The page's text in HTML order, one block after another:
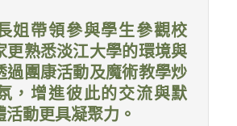
姐帶領參與學生參觀校
更熟悉淡江大學的環境與
過團康活動及魔術教學炒
，增進彼此的交流與默
動更具凝聚力。